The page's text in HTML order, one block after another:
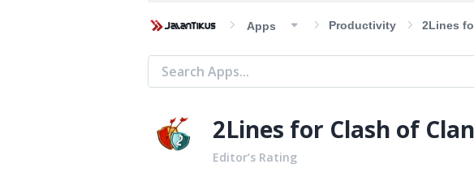
Apps Productivity 2Lines
2Lines for Clash of
Editor’s Rating